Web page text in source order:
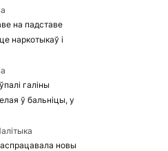
на падставе
наркотыкаў і
галіны
ў бальніцы, у
новы